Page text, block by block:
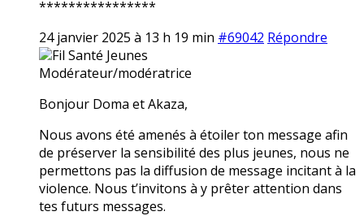
****************
24 janvier 2025 à 13 h 19 min #69042 Répondre
Fil Santé Jeunes
Modérateur/modératrice
Bonjour Doma et Akaza,
Nous avons été amenés à étoiler ton message afin
de préserver la sensibilité des plus jeunes, nous ne
permettons pas la diffusion de message incitant à la
violence. Nous t’invitons à y prêter attention dans
tes futurs messages.